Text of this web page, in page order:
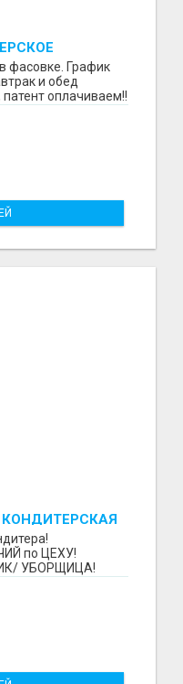
КУРЬЯНОВО)
фасовке. График
и обед
оплачиваем!!
по ЦЕХУ!
УБОРЩИЦА!